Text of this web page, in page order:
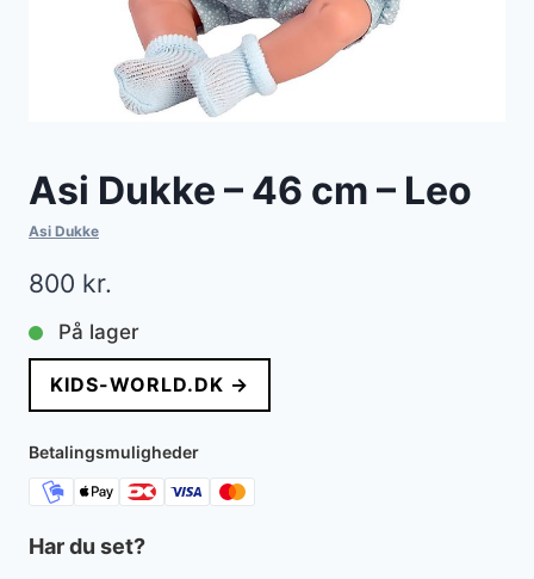
Asi Dukke – 46 cm – Leo
Asi Dukke
800 kr.
På lager
KIDS-WORLD.DK →
Betalingsmuligheder
Har du set?